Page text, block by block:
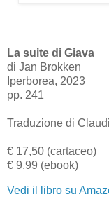
La suite di Giava
di Jan Brokken
Iperborea, 2023
pp. 241
Traduzione di
€ 17,50 (cartaceo)
€ 9,99 (ebook)
Vedi il libro su